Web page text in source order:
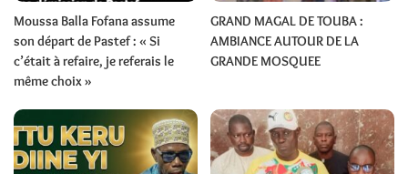
Moussa Balla Fofana assume
son départ de Pastef : « Si
c’était à refaire, je referais le
même choix »
GRAND MAGAL DE TOUBA :
AMBIANCE AUTOUR DE LA
GRANDE MOSQUEE